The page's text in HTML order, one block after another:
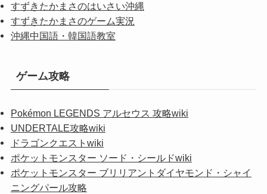
すずきたかまさのはいさい沖縄
すずきたかまさのゲーム実況
沖縄中国語・韓国語教室
ゲーム攻略
Pokémon LEGENDS アルセウス 攻略wiki
UNDERTALE攻略wiki
ドラゴンクエストwiki
ポケットモンスター ソード・シールドwiki
ポケットモンスター ブリリアントダイヤモンド・シャイ
ニングパール攻略